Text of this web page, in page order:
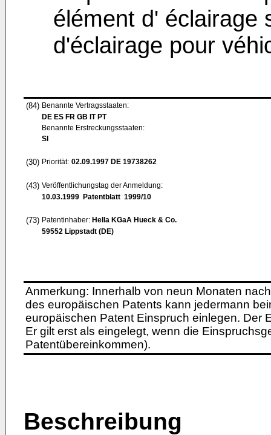
élément d' éclairage
d'éclairage pour
(84) Benannte Vertragsstaaten:
DE ES FR GB IT PT
Benannte Erstreckungsstaaten:
SI
(30) Priorität: 02.09.1997 DE 19738262
(43) Veröffentlichungstag der Anmeldung:
10.03.1999 Patentblatt 1999/10
(73) Patentinhaber: Hella KGaA Hueck & Co.
59552 Lippstadt (DE)
Anmerkung: Innerhalb von neun Monaten
des europäischen Patents kann jedermann
europäischen Patent Einspruch einlegen. Der
Er gilt erst als eingelegt, wenn die
Patentübereinkommen).
Beschreibung